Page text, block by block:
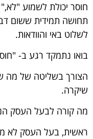
חוסר יכולת לשמוע
תחושה תמידית ששום
לשלוט באי והוודאות.
בואו נתמקד רגע ב-
הצורך בשליטה של מה
שיקרה.
מה קורה לבעל העסק
ראשית, בעל העסק לא